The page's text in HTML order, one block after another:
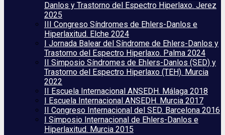
Danlos y Trastorno del Espectro Hiperlaxo. Jerez
2025
III Congreso Síndromes de Ehlers-Danlos e
Hiperlaxitud. Elche 2024
I Jornada Balear del Síndrome de Ehlers-Danlos y
Trastorno del Espectro Hiperlaxo. Palma 2024
II Simposio Síndromes de Ehlers-Danlos (SED) y
Trastorno del Espectro Hiperlaxo (TEH). Murcia
2022
II Escuela Internacional ANSEDH. Málaga 2018
I Escuela Internacional ANSEDH. Murcia 2017
II Congreso Internacional del SED. Barcelona 2016
I Simposio Internacional de Ehlers-Danlos e
Hiperlaxitud. Murcia 2015